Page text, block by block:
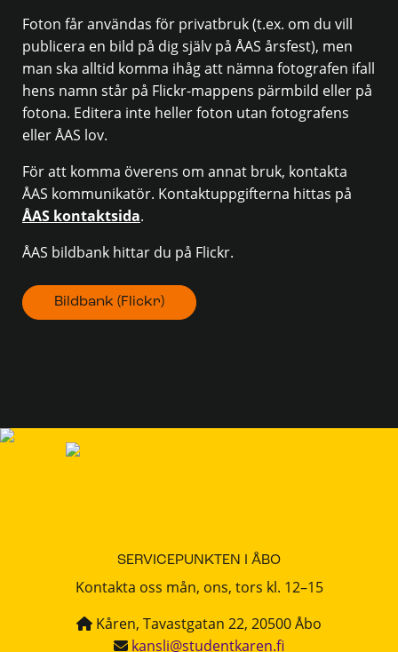
Foton får användas för privatbruk (t.ex. om du vill
publicera en bild på dig själv på ÅAS årsfest), men
man ska alltid komma ihåg att nämna fotografen ifall
hens namn står på Flickr-mappens pärmbild eller på
fotona. Editera inte heller foton utan fotografens
eller ÅAS lov.
För att komma överens om annat bruk, kontakta
ÅAS kommunikatör. Kontaktuppgifterna hittas på
ÅAS kontaktsida.
ÅAS bildbank hittar du på Flickr.
Bildbank (Flickr)
SERVICEPUNKTEN I ÅBO
Kontakta oss mån, ons, tors kl. 12–15
Kåren, Tavastgatan 22, 20500 Åbo
kansli@studentkaren.fi